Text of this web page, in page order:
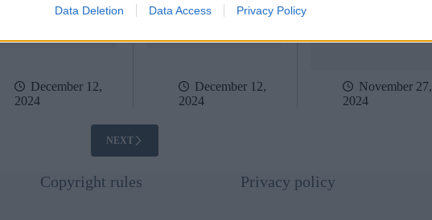
Data Deletion Data Access Privacy Policy
December 12,
2024
December 12,
2024
November 27,
2024
NEXT
Copyright rules Privacy policy